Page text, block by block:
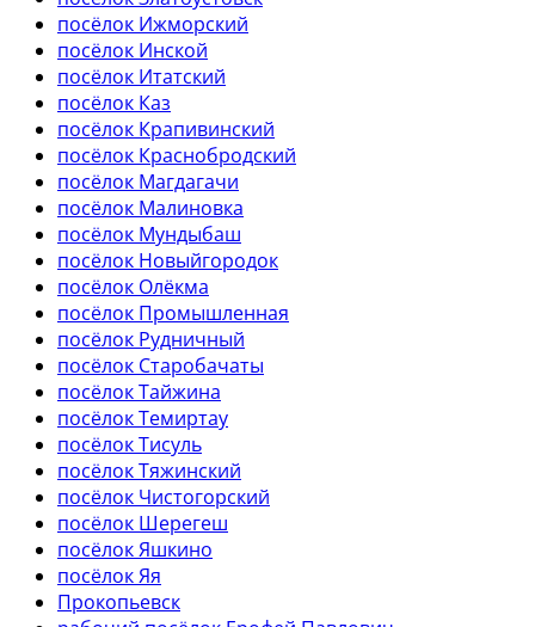
посёлок Ижморский
посёлок Инской
посёлок Итатский
посёлок Каз
посёлок Крапивинский
посёлок Краснобродский
посёлок Магдагачи
посёлок Малиновка
посёлок Мундыбаш
посёлок Новыйгородок
посёлок Олёкма
посёлок Промышленная
посёлок Рудничный
посёлок Старобачаты
посёлок Тайжина
посёлок Темиртау
посёлок Тисуль
посёлок Тяжинский
посёлок Чистогорский
посёлок Шерегеш
посёлок Яшкино
посёлок Яя
Прокопьевск